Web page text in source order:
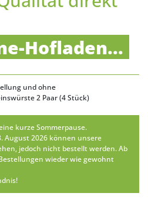
Hofladen...
und ohne
2 Paar (4 Stück)
kurze Sommerpause.
August 2026 können unsere
jedoch nicht bestellt werden. Ab
wieder wie gewohnt